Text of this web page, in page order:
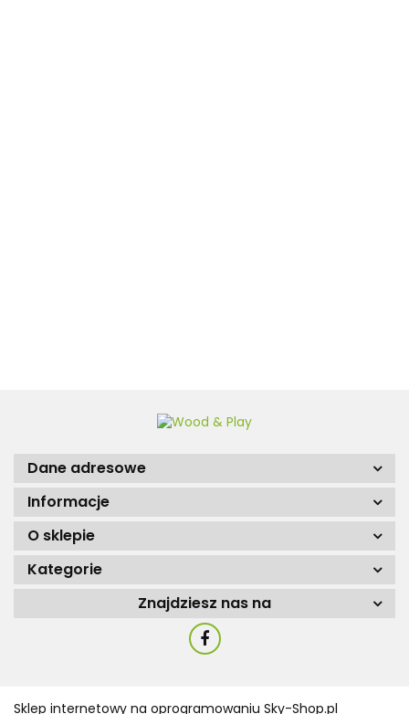
Dane adresowe
Informacje
O sklepie
Kategorie
Znajdziesz nas na
Sklep internetowy na oprogramowaniu Sky-Shop.pl